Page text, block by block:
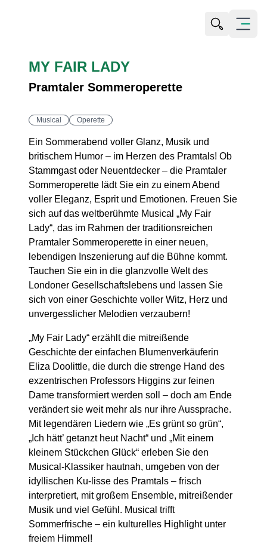
Suche
Menü
MY FAIR LADY
Pramtaler Sommeroperette
Musical Operette
Ein Sommerabend voller Glanz, Musik und
britischem Humor – im Herzen des Pramtals! Ob
Stammgast oder Neuentdecker – die Pramtaler
Sommeroperette lädt Sie ein zu einem Abend
voller Eleganz, Esprit und Emotionen. Freuen Sie
sich auf das weltberühmte Musical „My Fair
Lady“, das im Rahmen der traditionsreichen
Pramtaler Sommeroperette in einer neuen,
lebendigen Inszenierung auf die Bühne kommt.
Tauchen Sie ein in die glanzvolle Welt des
Londoner Gesellschaftslebens und lassen Sie
sich von einer Geschichte voller Witz, Herz und
unvergesslicher Melodien verzaubern!
„My Fair Lady“ erzählt die mitreißende
Geschichte der einfachen Blumenverkäuferin
Eliza Doolittle, die durch die strenge Hand des
exzentrischen Professors Higgins zur feinen
Dame transformiert werden soll – doch am Ende
verändert sie weit mehr als nur ihre Aussprache.
Mit legendären Liedern wie „Es grünt so grün“,
„Ich hätt’ getanzt heut Nacht“ und „Mit einem
kleinem Stückchen Glück“ erleben Sie den
Musical-Klassiker hautnah, umgeben von der
idyllischen Ku-lisse des Pramtals – frisch
interpretiert, mit großem Ensemble, mitreißender
Musik und viel Gefühl. Musical trifft
Sommerfrische – ein kulturelles Highlight unter
freiem Himmel!